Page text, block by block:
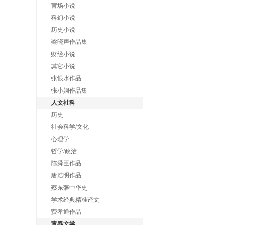
官场小说
科幻小说
历史小说
梁晓声作品集
财经小说
其它小说
张恨水作品
张小娴作品集
人文社科
历史
社会科学/文化
心理学
哲学/政治
陈舜臣作品
唐浩明作品
蔡东藩中华史
学术经典精准译文
费孝通作品